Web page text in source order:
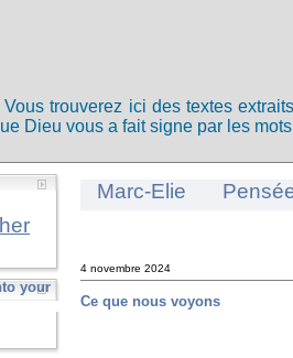
Vous trouverez ici des textes
Dieu vous a fait signe par les
your
Marc-Elie
4 novembre 2024
Ce que nous voyons